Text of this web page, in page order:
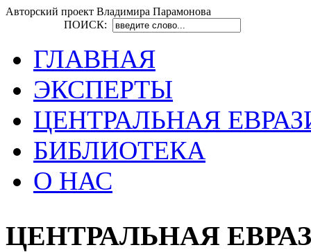
Авторский проект Владимира Парамонова
ПОИСК:
ГЛАВНАЯ
ЭКСПЕРТЫ
ЦЕНТРАЛЬНАЯ
БИБЛИОТЕКА
О НАС
ЦЕНТРАЛЬНАЯ